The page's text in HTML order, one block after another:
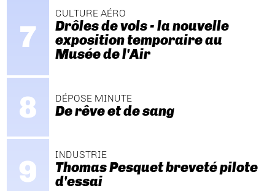
CULTURE AÉRO
Drôles de vols - la nouvelle
exposition temporaire au
Musée de l'Air
DÉPOSE MINUTE
De rêve et de sang
INDUSTRIE
Thomas Pesquet breveté pilote
d'essai